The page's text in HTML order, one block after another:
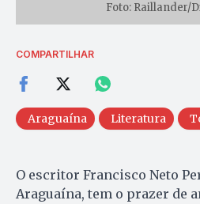
Foto: Raillander/
COMPARTILHAR
Araguaína Literatura
O escritor Francisco Neto
Araguaína, tem o prazer de